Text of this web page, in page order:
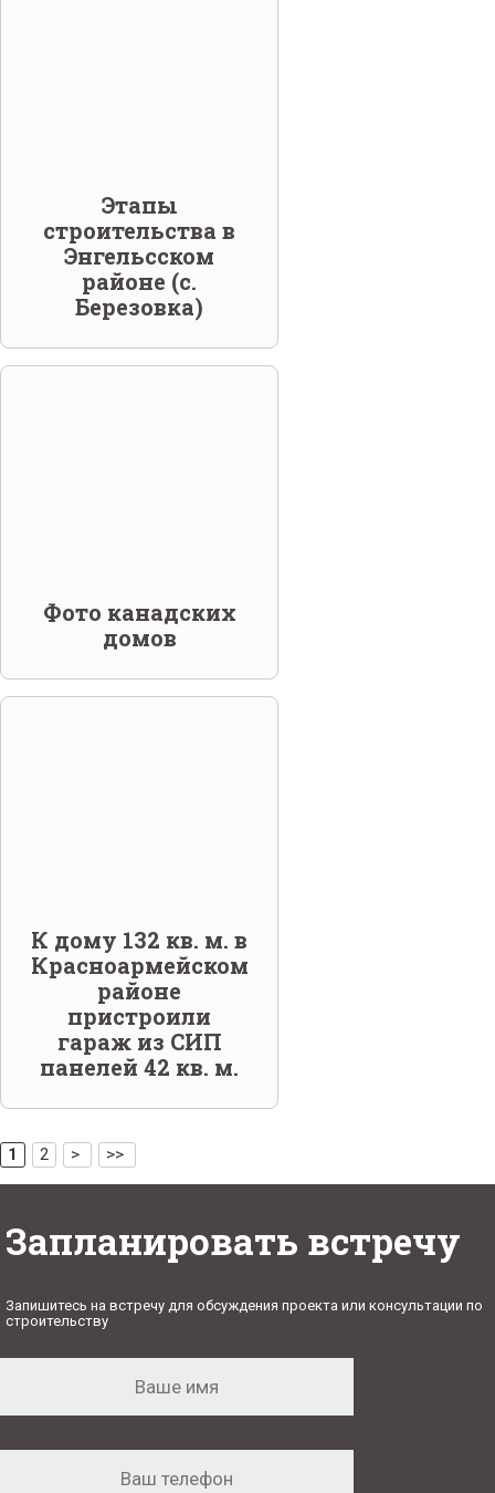
Этапы
строительства в
Энгельсском
районе (с.
Березовка)
Фото канадских
домов
К дому 132 кв. м. в
Красноармейском
районе
пристроили
гараж из СИП
панелей 42 кв. м.
1 2 > >>
Запланировать встречу
Запишитесь на встречу для обсуждения проекта или консультации по
строительству